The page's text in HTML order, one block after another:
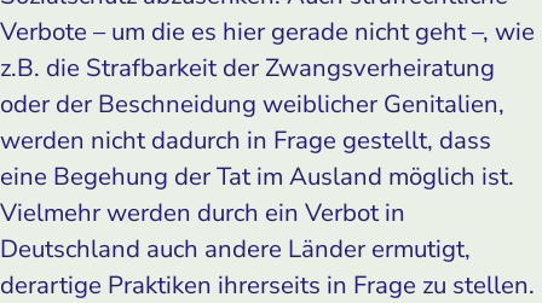
Verbote – um die es hier gerade nicht geht –, wie
z.B. die Strafbarkeit der Zwangsverheiratung
oder der Beschneidung weiblicher Genitalien,
werden nicht dadurch in Frage gestellt, dass
eine Begehung der Tat im Ausland möglich ist.
Vielmehr werden durch ein Verbot in
Deutschland auch andere Länder ermutigt,
derartige Praktiken ihrerseits in Frage zu stellen.